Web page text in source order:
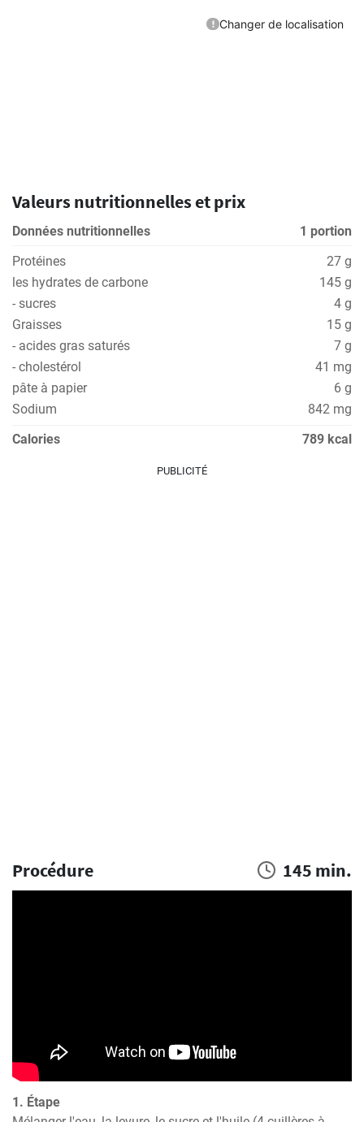
Valeurs nutritionnelles et prix
Données nutritionnelles
1 portion
Protéines
27 g
les hydrates de carbone
145 g
- sucres
4 g
Graisses
15 g
- acides gras saturés
7 g
- cholestérol
41 mg
pâte à papier
6 g
Sodium
842 mg
Calories
789 kcal
PUBLICITÉ
Procédure 145 min.
1. Étape